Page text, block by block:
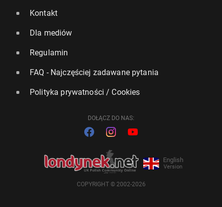
Kontakt
Dla mediów
Regulamin
FAQ - Najczęściej zadawane pytania
Polityka prywatności / Cookies
DOŁĄCZ DO NAS:
English
Version
COPYRIGHT © 2002-2026